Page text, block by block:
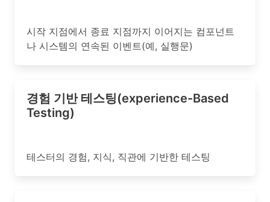
시작 지점에서 종료 지점까지 이어지는 컴포넌트
나 시스템의 연속된 이벤트(예, 실행문)
경험 기반 테스팅(experience-Based
Testing)
테스터의 경험, 지식, 직관에 기반한 테스팅